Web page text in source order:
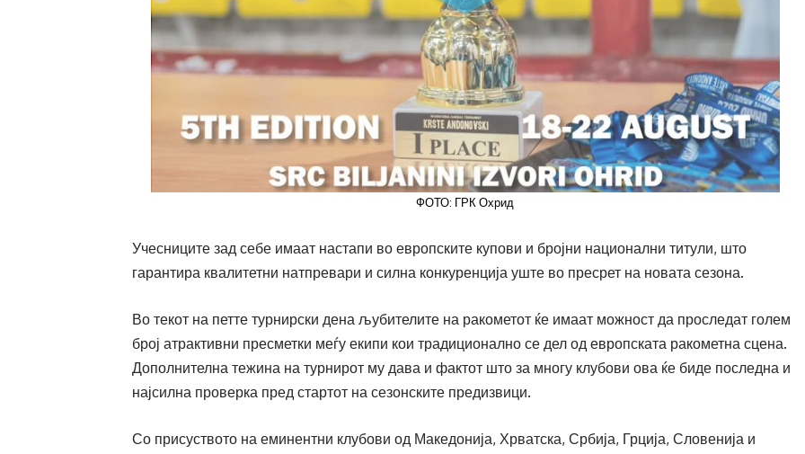
ФОТО: ГРК Охрид
Учесниците зад себе имаат настапи во европските купови и бројни национални титули, што
гарантира квалитетни натпревари и силна конкуренција уште во пресрет на новата сезона.
Во текот на петте турнирски дена љубителите на ракометот ќе имаат можност да проследат голем
број атрактивни пресметки меѓу екипи кои традиционално се дел од европската ракометна сцена.
Дополнителна тежина на турнирот му дава и фактот што за многу клубови ова ќе биде последна и
најсилна проверка пред стартот на сезонските предизвици.
Со присуството на еминентни клубови од Македонија, Хрватска, Србија, Грција, Словенија и